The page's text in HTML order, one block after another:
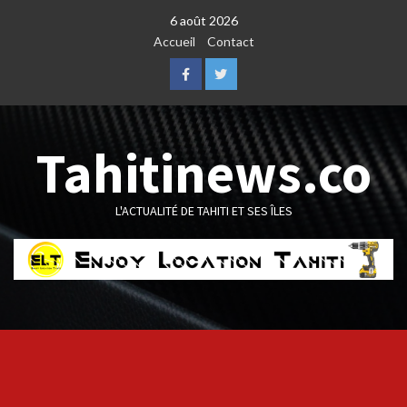
6 août 2026
Accueil
Contact
FacebookTwitter
Tahitinews.co
L'ACTUALITÉ DE TAHITI ET SES ÎLES